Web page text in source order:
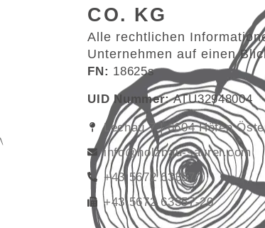
CO. KG
Alle rechtlichen
Unternehmen auf einen
FN: 18625s
UID Nummer:ATU32948004
Lechau 7 | 6604 Höfen
info@holzbau-saurer.com
+43 5672 63357
+43 5672 63357-20